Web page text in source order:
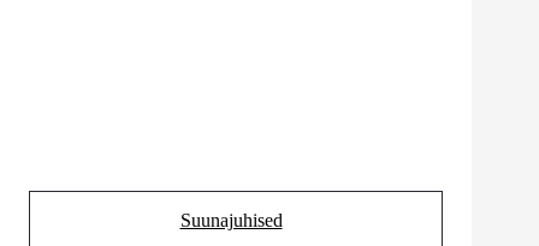
Suunajuhised
(Opens in new tab)